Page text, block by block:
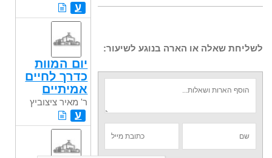
לשליחת שאלה או הארה בנוגע לשיעור:
ע
יום המוות
כדרך לחיים
אמיתיים
ר' מאיר ציצוביץ
ע